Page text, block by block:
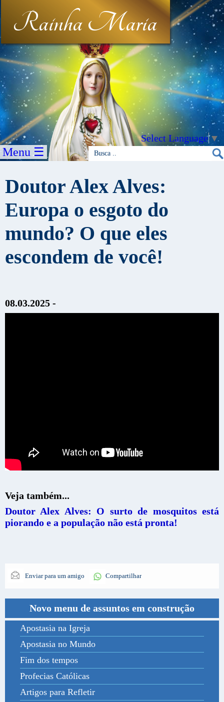
Rainha Maria
Select Language▼
Menu ☰
Doutor Alex Alves:
Europa o esgoto do
mundo? O que eles
escondem de você!
08.03.2025 -
Veja também...
Doutor Alex Alves: O surto de mosquitos está
piorando e a população não está pronta!
Enviar para um amigo Compartilhar
Novo menu de assuntos em construção
Apostasia na Igreja
Apostasia no Mundo
Fim dos tempos
Profecias Católicas
Artigos para Refletir